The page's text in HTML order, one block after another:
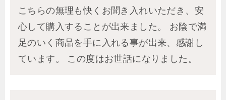
こちらの無理も快くお聞き入れいただき、安
心して購入することが出来ました。 お陰で満
足のいく商品を手に入れる事が出来、感謝し
ています。 この度はお世話になりました。